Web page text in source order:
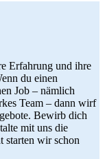
Erfahrung und ihre
du einen
Job – nämlich
Team – dann wirf
Bewirb dich
mit uns die
wir schon